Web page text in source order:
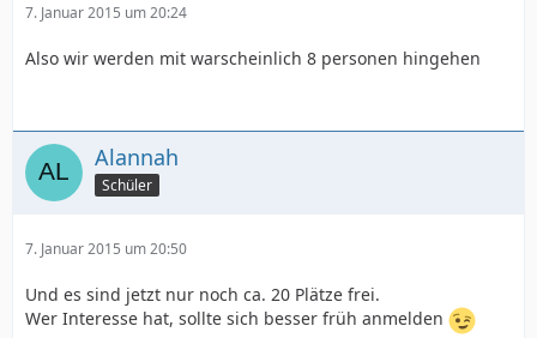
7. Januar 2015 um 20:24
Also wir werden mit warscheinlich 8 personen hingehen
Alannah
Schüler
7. Januar 2015 um 20:50
Und es sind jetzt nur noch ca. 20 Plätze frei.
Wer Interesse hat, sollte sich besser früh anmelden